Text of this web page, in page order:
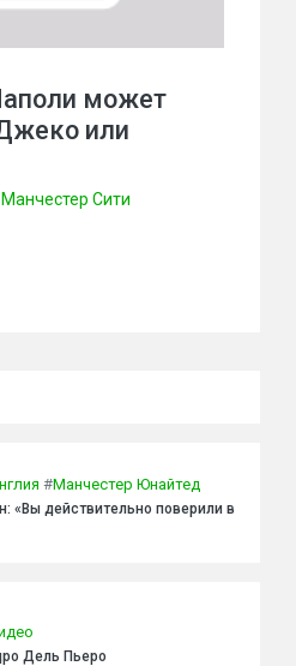
может
или
Манчестер Сити
#Манчестер Юнайтед
«Вы действительно поверили в
Дель Пьеро